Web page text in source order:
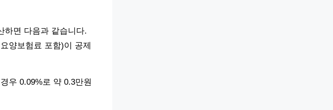
하면 다음과 같습니다.
양보험료 포함)이 공제
우 0.09%로 약 0.3만원